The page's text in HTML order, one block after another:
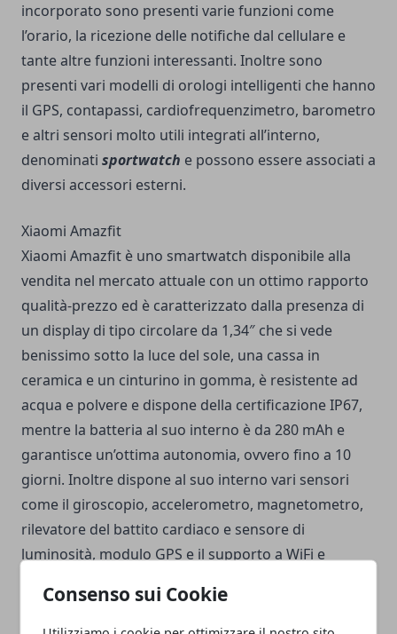
Consenso sui Cookie
incorporato sono presenti varie funzioni come
l’orario, la ricezione delle notifiche dal cellulare e
tante altre funzioni interessanti. Inoltre sono
presenti vari modelli di orologi intelligenti che hanno
il GPS, contapassi, cardiofrequenzimetro, barometro
e altri sensori molto utili integrati all’interno,
denominati sportwatch e possono essere associati a
diversi accessori esterni.
Xiaomi Amazfit
Xiaomi Amazfit è uno smartwatch disponibile alla
vendita nel mercato attuale con un ottimo rapporto
qualità-prezzo ed è caratterizzato dalla presenza di
un display di tipo circolare da 1,34″ che si vede
benissimo sotto la luce del sole, una cassa in
ceramica e un cinturino in gomma, è resistente ad
acqua e polvere e dispone della certificazione IP67,
mentre la batteria al suo interno è da 280 mAh e
garantisce un’ottima autonomia, ovvero fino a 10
giorni. Inoltre dispone al suo interno vari sensori
come il giroscopio, accelerometro, magnetometro,
rilevatore del battito cardiaco e sensore di
luminosità, modulo GPS e il supporto a WiFi e
che si basa sull'architettura Dual-core con una
frequenza di clock di 1.2 GHz, affiancato da 4GB di